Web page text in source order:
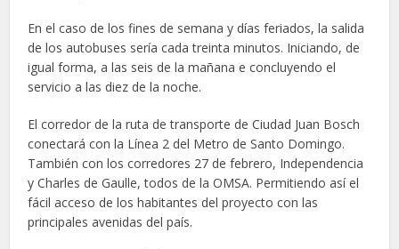
En el caso de los fines de semana y días feriados, la salida
de los autobuses sería cada treinta minutos. Iniciando, de
igual forma, a las seis de la mañana e concluyendo el
servicio a las diez de la noche.
El corredor de la ruta de transporte de Ciudad Juan Bosch
conectará con la Línea 2 del Metro de Santo Domingo.
También con los corredores 27 de febrero, Independencia
y Charles de Gaulle, todos de la OMSA. Permitiendo así el
fácil acceso de los habitantes del proyecto con las
principales avenidas del país.